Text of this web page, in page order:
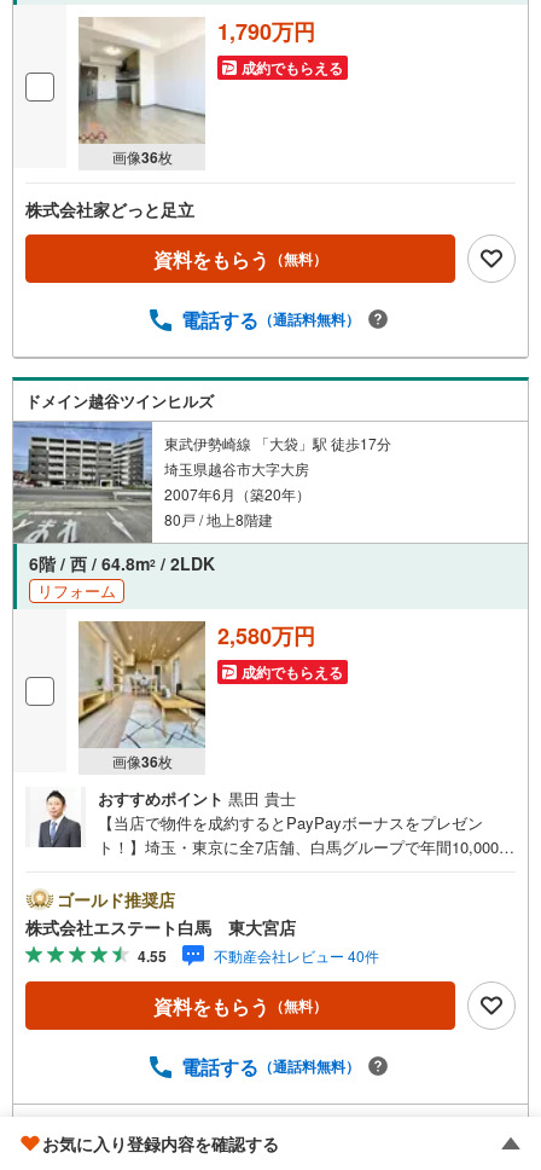
画像36枚
1,790万円
成約でもらえる
株式会社家どっと足立
資料をもらう （無料）
電話する （通話料無料）
ドメイン越谷ツインヒルズ
東武伊勢崎線 「大袋」駅 徒歩17分
埼玉県越谷市大字大房
2007年6月（築20年）
80戸 / 地上8階建
6階 / 西 / 64.8m2 / 2LDK
リフォーム
画像36枚
2,580万円
成約でもらえる
おすすめポイント 黒田 貴士
【当店で物件を成約するとPayPayボーナスをプレゼン
ト！】埼玉・東京に全7店舗、白馬グループで年間10,000人
築・リフォーム・資金計画のプロが、より良いご提案をい
たします。～人気のリモート見学・リモート相談サービス
～・小さいお子様や家事で外出できない、天気が悪く外出
したくない時・LINEやZOOMなど無料のアプリですぐにご
利用いただけます・リモート見学はスタッフがご興味ある
物件の現地から映像をお届けします・写真では伝わりにく
「見え方」などもしっかり確認できます・リモート相談は
も安心・忙しいパートナーに変わって予め確認も・別々の
場所から家族みんなで参加もできます・お気軽にご相談下
ゴールド推奨店
株式会社エステート白馬 東大宮店
4.55 不動産会社レビュー 40件
資料をもらう （無料）
電話する （通話料無料）
取り扱い不動産会社をもっと見る（
お気に入り登録内容を確認する